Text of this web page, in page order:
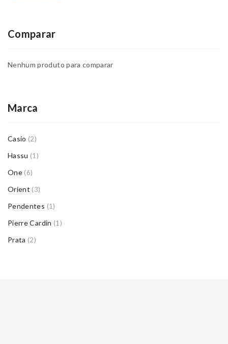
Comparar
Nenhum produto para comparar
Marca
Casio (2)
Hassu (1)
One (6)
Orient (3)
Pendentes (1)
Pierre Cardin (1)
Prata (2)